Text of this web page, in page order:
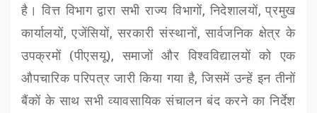
है। वित्त विभाग द्वारा सभी राज्य विभागों,निदेशालयों,प्रमुख
कार्यालयों,एजेंसियों,सरकारी संस्थानों,सार्वजनिक क्षेत्र के
उपक्रमों (पीएसयू),समाजों और विश्वविद्यालयों को एक
औपचारिक परिपत्र जारी किया गया है,जिसमें उन्हें इन तीनों
बैंकों के साथ सभी व्यावसायिक संचालन बंद करने का निर्देश